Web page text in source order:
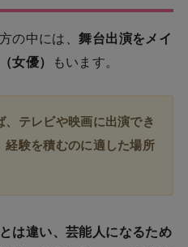
の中には、舞台出演をメイ
女優）
もいます。
テレビや映画に出演でき
経験を積むのに適した場所
は違い、芸能人になるため